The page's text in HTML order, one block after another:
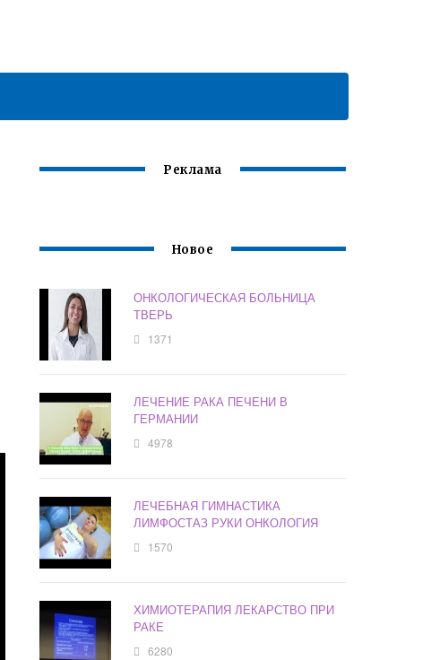
Реклама
Новое
ОНКОЛОГИЧЕСКАЯ БОЛЬНИЦА
ТВЕРЬ
1371
ЛЕЧЕНИЕ РАКА ПЕЧЕНИ В
ГЕРМАНИИ
4978
ЛЕЧЕБНАЯ ГИМНАСТИКА
ЛИМФОСТАЗ РУКИ ОНКОЛОГИЯ
1570
ХИМИОТЕРАПИЯ ЛЕКАРСТВО ПРИ
РАКЕ
6280